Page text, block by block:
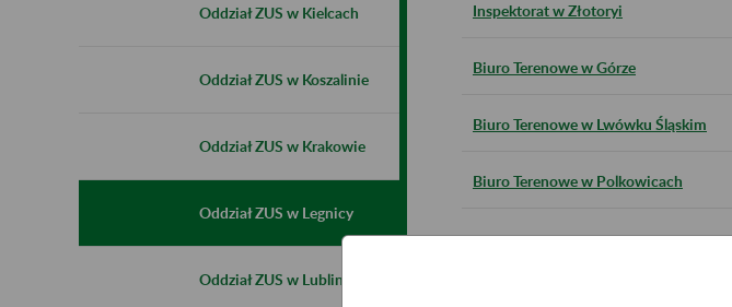
Oddział ZUS w Kielcach
Oddział ZUS w Koszalinie
Oddział ZUS w Krakowie
Oddział ZUS w Legnicy
Oddział ZUS w Lublinie
Inspektorat w Złotoryi
Biuro Terenowe w Górze
Biuro Terenowe w Lwówku Śląskim
Biuro Terenowe w Polkowicach